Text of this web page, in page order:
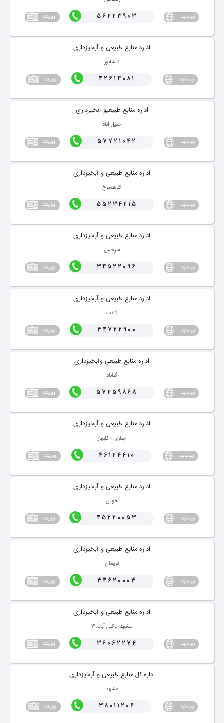
56223903
اداره منابع طبیعی و آبخیزداری
نیشابور
42614081
اداره منابع طبیعیو آبخیزداری
خلیل آباد
57721042
اداره منابع طبیعی و آبخیزداری
كوهسرخ
55234215
اداره منابع طبیعی و آبخیزداری
سرخس
34522096
اداره منابع طبیعی و آبخیزداری
كلات
34722900
اداره منابع طبیعی وآبخیزداری
گناباد
57259868
اداره منابع طبیعی و آبخیزداری
چناران - گلبهار
46124410
اداره منابع طبیعی و آبخیزداری
جوین
45220053
اداره منابع طبیعی و آبخیزداری
فریمان
34620003
اداره منابع طبیعی و آبخیزداری
مشهد- وكیل آباد30
36062274
اداره كل منابع طبیعی و آبخیزداری
مشهد
38011206